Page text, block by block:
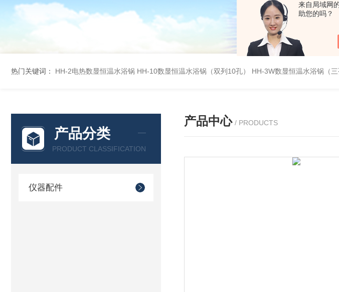
来自局域网
助您的吗？
热门关键词： HH-2电热数显恒温水浴锅 HH-10数显恒温水浴锅（双列10孔） HH-3W数显恒温水浴锅（三
产品分类
PRODUCT CLASSIFICATION
仪器配件
产品中心 / PRODUCTS